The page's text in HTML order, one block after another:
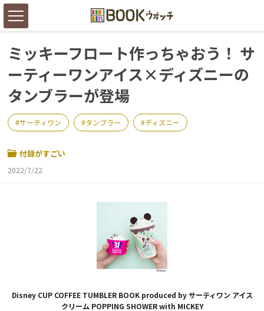
ミッキーフロート作っちゃおう！ サ
ーティーワンアイス×ディズニーの
タンブラーが登場
サーティワン タンブラー ディズニー
付録がすごい
2022/7/22
Disney CUP COFFEE TUMBLER BOOK produced by サーティワン アイス
クリーム POPPING SHOWER with MICKEY